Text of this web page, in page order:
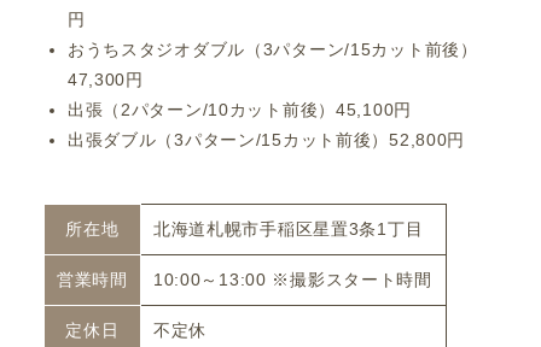
円
おうちスタジオダブル（3パターン/15カット前後）
47,300円
出張（2パターン/10カット前後）45,100円
出張ダブル（3パターン/15カット前後）52,800円
所在地 北海道札幌市手稲区星置​3条1丁目
営業時間 10:00～13:00 ※撮影スタート時間
定休日 不定休